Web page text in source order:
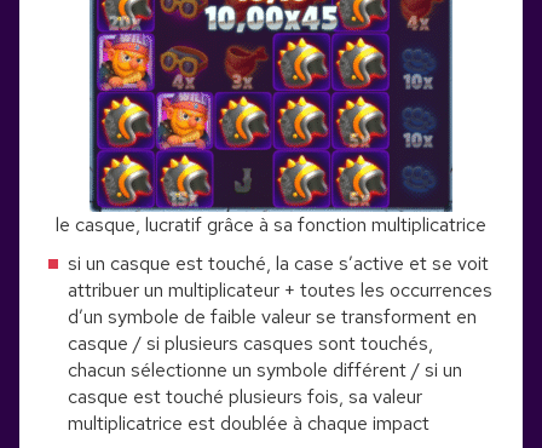
le casque, lucratif grâce à sa fonction multiplicatrice
si un casque est touché, la case s’active et se voit
attribuer un multiplicateur + toutes les occurrences
d’un symbole de faible valeur se transforment en
casque / si plusieurs casques sont touchés,
chacun sélectionne un symbole différent / si un
casque est touché plusieurs fois, sa valeur
multiplicatrice est doublée à chaque impact